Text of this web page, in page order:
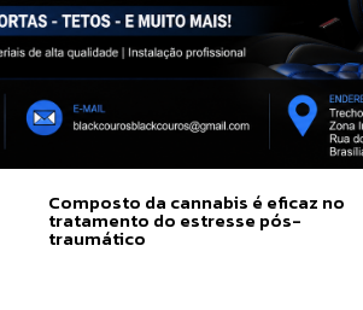
Composto da cannabis é eficaz no
tratamento do estresse pós-
traumático